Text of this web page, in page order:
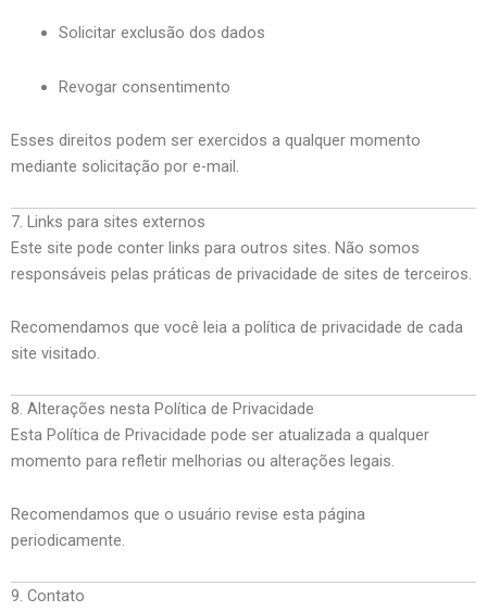
Solicitar exclusão dos dados
Revogar consentimento
Esses direitos podem ser exercidos a qualquer momento
mediante solicitação por e-mail.
7. Links para sites externos
Este site pode conter links para outros sites. Não somos
responsáveis pelas práticas de privacidade de sites de terceiros.
Recomendamos que você leia a política de privacidade de cada
site visitado.
8. Alterações nesta Política de Privacidade
Esta Política de Privacidade pode ser atualizada a qualquer
momento para refletir melhorias ou alterações legais.
Recomendamos que o usuário revise esta página
periodicamente.
9. Contato